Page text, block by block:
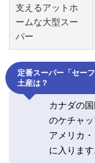
支えるアットホ
ームな大型スー
パー
定番スーパー「セー
土産は？
カナダの
のケチャ
アメリカ
に入ります